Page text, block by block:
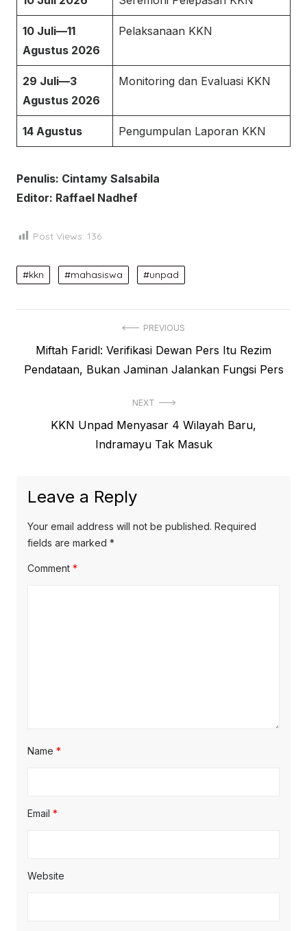
10 Juli—11
Agustus 2026
Pelaksanaan KKN
29 Juli—3
Agustus 2026
Monitoring dan Evaluasi KKN
14 Agustus Pengumpulan Laporan KKN
Penulis: Cintamy Salsabila
Editor: Raffael Nadhef
Post Views: 136
kkn mahasiswa unpad
navigation
PREVIOUS
Previous
post:
Miftah Faridl: Verifikasi Dewan Pers Itu Rezim
Pendataan, Bukan Jaminan Jalankan Fungsi Pers
NEXT
KKN Unpad Menyasar 4 Wilayah Baru,
Indramayu Tak Masuk
Leave a Reply
Your email address will not be published. Required
fields are marked *
Comment *
Name *
Email *
Website